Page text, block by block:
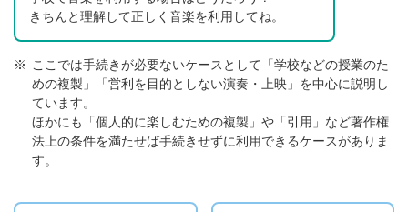
きちんと理解して正しく音楽を利用してね。
※ ここでは手続きが必要ないケースとして「学校などの授業のた
めの複製」「営利を目的としない演奏・上映」を中心に説明し
ています。
ほかにも「個人的に楽しむための複製」や「引用」など著作権
法上の条件を満たせば手続きせずに利用できるケースがありま
す。